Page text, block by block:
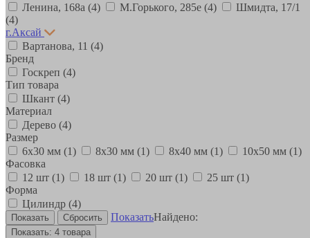
Ленина, 168а (4) М.Горького, 285е (4)
Шмидта, 17/1
(4)
г.Аксай
Вартанова, 11 (4)
Бренд
Госкреп (4)
Тип товара
Шкант (4)
Материал
Дерево (4)
Размер
6х30 мм (1) 8х30 мм (1) 8х40 мм (1) 10х50 мм (1)
Фасовка
12 шт (1) 18 шт (1) 20 шт (1) 25 шт (1)
Форма
Цилиндр (4)
ПоказатьНайдено:
Показать: 4 товара